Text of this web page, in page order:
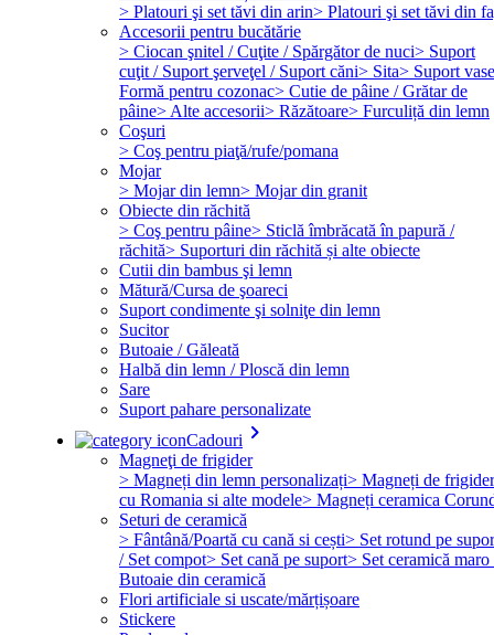
> Platouri şi set tăvi din arin> Platouri şi set tăvi din
Accesorii pentru bucătărie
> Ciocan şnitel / Cuţite / Spărgător de nuci> Suport
cuţit / Suport şerveţel / Suport căni> Sita> Suport vase
Formă pentru cozonac> Cutie de pâine / Grătar de
pâine> Alte accesorii> Răzătoare> Furculiță din lemn
Coşuri
> Coş pentru piaţă/rufe/pomana
Mojar
> Mojar din lemn> Mojar din granit
Obiecte din răchită
> Coş pentru pâine> Sticlă îmbrăcată în papură /
răchită> Suporturi din răchită și alte obiecte
Cutii din bambus şi lemn
Mătură/Cursa de şoareci
Suport condimente şi solniţe din lemn
Sucitor
Butoaie / Găleată
Halbă din lemn / Ploscă din lemn
Sare
Suport pahare personalizate
Cadouri keyboard_arrow_right
Magneţi de frigider
> Magneți din lemn personalizați> Magneți de frigider
cu Romania si alte modele> Magneți ceramica
Seturi de ceramică
> Fântână/Poartă cu cană si cești> Set rotund pe
/ Set compot> Set cană pe suport> Set ceramică maro
Butoaie din ceramică
Flori artificiale si uscate/mărțișoare
Stickere